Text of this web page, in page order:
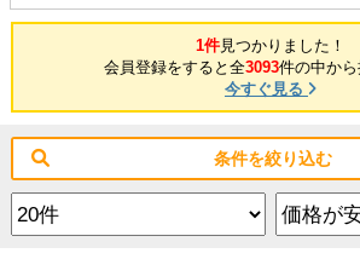
1件見つかりました！
会員登録をすると全3093件の中から
今すぐ見る
条件を絞り込む